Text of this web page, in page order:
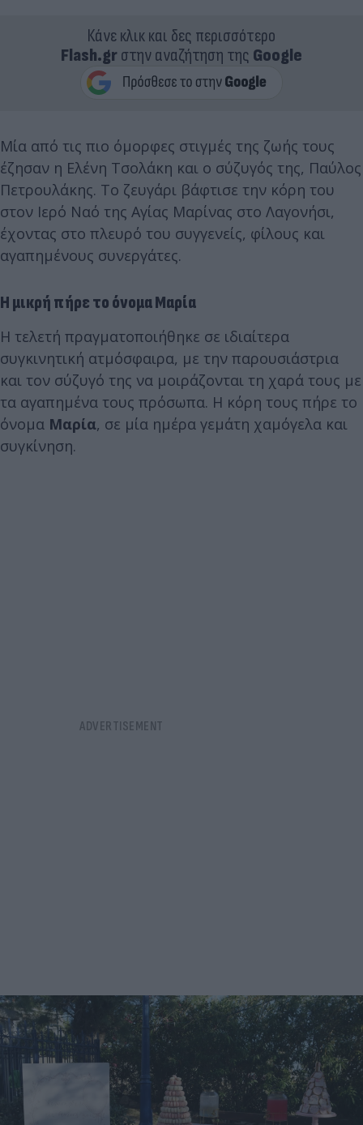
Κάνε κλικ και δες περισσότερο
Flash.grστην αναζήτηση της Google
Μία από τις πιο όμορφες στιγμές της ζωής τους
έζησαν η Ελένη Τσολάκη και ο σύζυγός της, Παύλος
Πετρουλάκης. Το ζευγάρι βάφτισε την κόρη του
στον Ιερό Ναό της Αγίας Μαρίνας στο Λαγονήσι,
έχοντας στο πλευρό του συγγενείς, φίλους και
αγαπημένους συνεργάτες.
Η μικρή πήρε το όνομα Μαρία
Η τελετή πραγματοποιήθηκε σε ιδιαίτερα
συγκινητική ατμόσφαιρα, με την παρουσιάστρια
και τον σύζυγό της να μοιράζονται τη χαρά τους με
τα αγαπημένα τους πρόσωπα. Η κόρη τους πήρε το
όνομα Μαρία, σε μία ημέρα γεμάτη χαμόγελα και
συγκίνηση.